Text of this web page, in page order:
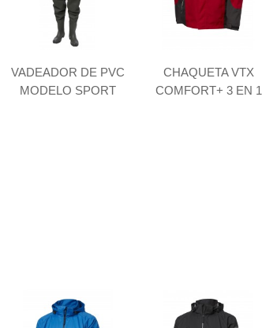
VADEADOR DE PVC
MODELO SPORT
CHAQUETA VTX
COMFORT+ 3 EN 1